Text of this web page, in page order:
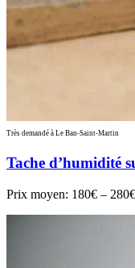
Très demandé à Le Ban-Saint-Martin
Tache d’humidité
Prix moyen: 180€ – 280€